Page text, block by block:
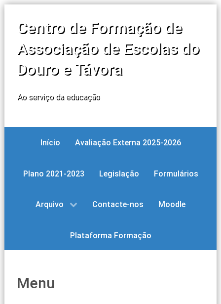
Centro de Formação de
Associação de Escolas do
Douro e Távora
Ao serviço da educação
Início Avaliação Externa 2025-2026
Plano 2021-2023 Legislação Formulários
Arquivo Contacte-nos Moodle
Plataforma Formação
Menu